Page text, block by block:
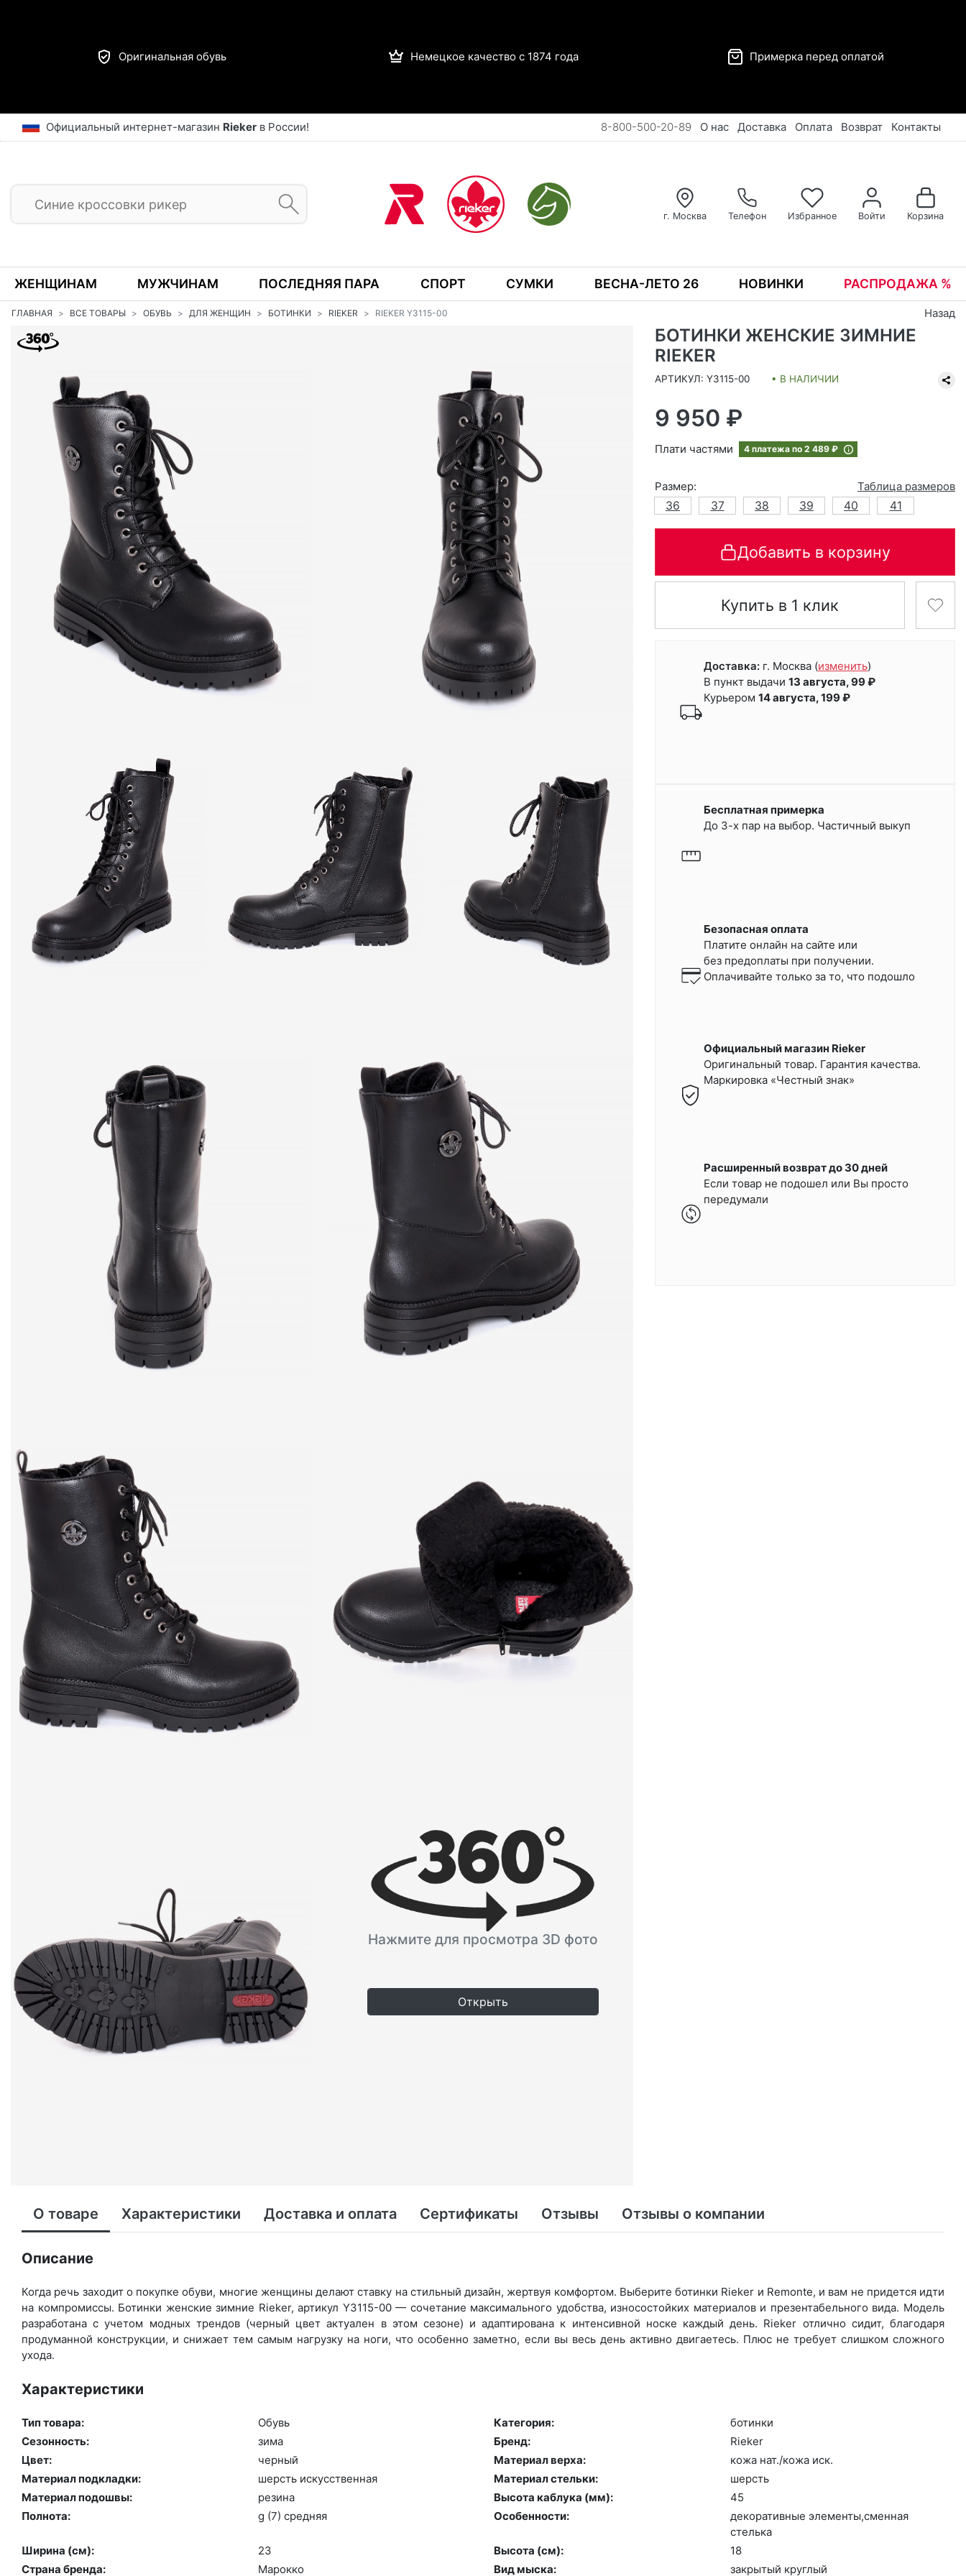
Оригинальная обувь Немецкое качество с 1874 года Примерка перед оплатой
Официальный интернет-магазин Rieker в России! 8-800-500-20-89 О нас Доставка Оплата Возврат Контакты
г. Москва Телефон Избранное Войти Корзина
ЖЕНЩИНАМ МУЖЧИНАМ ПОСЛЕДНЯЯ ПАРА СПОРТ СУМКИ ВЕСНА-ЛЕТО 26 НОВИНКИ РАСПРОДАЖА %
ГЛАВНАЯ ВСЕ ТОВАРЫ ОБУВЬ ДЛЯ ЖЕНЩИН БОТИНКИ RIEKER RIEKER Y3115-00 Назад
Нажмите для просмотра 3D фото
Открыть
БОТИНКИ ЖЕНСКИЕ ЗИМНИЕ
RIEKER
АРТИКУЛ: Y3115-00 • В НАЛИЧИИ
9 950 ₽
Плати частями 4 платежа по 2 489 ₽
Размер:
Таблица размеров
36
37 38 39 40 41
Добавить в корзину
Купить в 1 клик
Доставка: г. Москва (изменить)
В пункт выдачи 13 августа, 99 ₽
Курьером 14 августа, 199 ₽
Бесплатная примерка
До 3-х пар на выбор. Частичный выкуп
Безопасная оплата
Платите онлайн на сайте или
без предоплаты при получении.
Оплачивайте только за то, что подошло
Официальный магазин Rieker
Оригинальный товар. Гарантия качества.
Маркировка «Честный знак»
Расширенный возврат до 30 дней
Если товар не подошел или Вы просто
передумали
О товаре Характеристики Доставка и оплата Сертификаты Отзывы Отзывы о компании
Описание
Когда речь заходит о покупке обуви, многие женщины делают ставку на стильный дизайн, жертвуя комфортом. Выберите бо­тин­ки Rieker и Remonte, и вам не придется идти
на компромиссы. Ботинки женские зимние Rieker, артикул Y3115-00 — сочетание максимального удобства, износостойких материалов и презентабельного вида. Модель
разработана с учетом модных трендов (чер­ный цвет актуален в этом сезоне) и адаптирована к интенсивной носке каждый день. Ri­eker отлично сидит, благодаря
продуманной конструкции, и снижает тем самым нагрузку на ноги, что особенно заметно, если вы весь день активно двигаетесь. Плюс не требует слишком сложного
ухода.
Характеристики
Тип товара: Обувь Категория:
бо­тин­ки
Сезонность:
зи­ма Бренд:
Ri­eker
Цвет:
чер­ный Материал верха:
ко­жа нат./ко­жа иск.
Материал подкладки:
шерсть ис­кусс­твен­ная Материал стельки:
шерсть
Материал подошвы:
ре­зина Высота каблука (мм):
45
Полнота:
g (7) сред­няя Особенности:
де­кора­тив­ные эле­мен­ты,смен­ная
стель­ка
Ширина (см):
23 Высота (cм):
18
Страна бренда:
Ма­рок­ко Вид мыска: зак­ры­тый круг­лый